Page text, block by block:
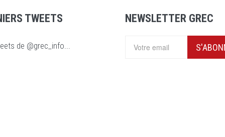
TWEETS
de @grec_info...
NEWSLETTER GREC